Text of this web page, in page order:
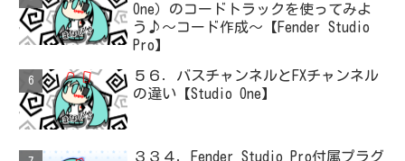
One）のコードトラックを使ってみよ
う♪～コード作成～【Fender Studio
Pro】
５６．バスチャンネルとFXチャンネル
の違い【Studio One】
３３４．Fender Studio Pro付属プラグ